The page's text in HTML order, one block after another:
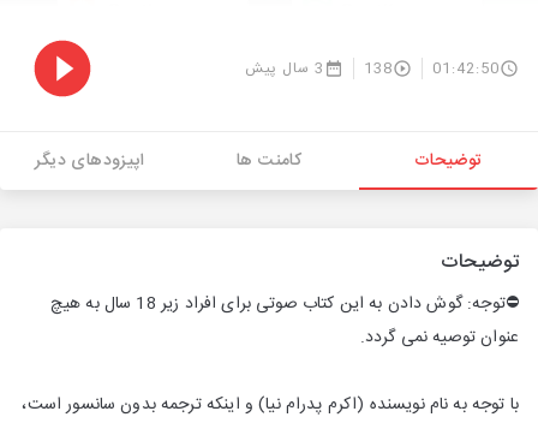
01:42:50
138 3 سال پیش
توضیحات کامنت ها اپیزودهای دیگر
توضیحات
⛔توجه: گوش دادن به این کتاب صوتی برای افراد زیر 18 سال به هیچ
عنوان توصیه نمی گردد.
با توجه به نام نویسنده (اکرم پدرام نیا) و اینکه ترجمه بدون سانسور است،